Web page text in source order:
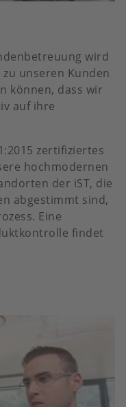
wird
unseren Kunden
können, dass wir
auf ihre
zertifiziertes
hochmodernen
der iST, die
abgestimmt sind,
Eine
findet